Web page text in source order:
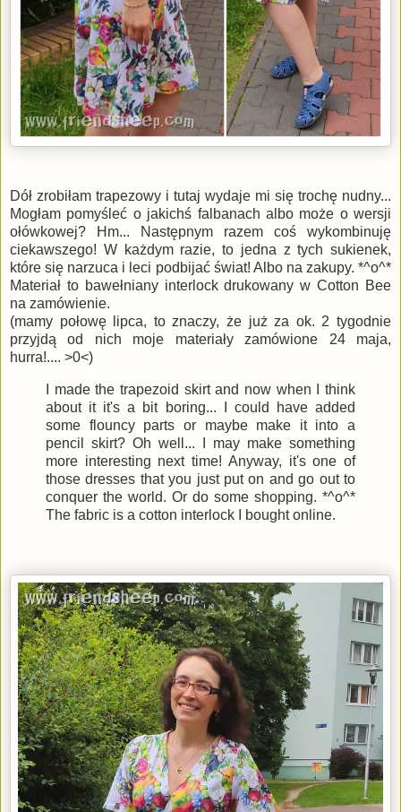
Dół zrobiłam trapezowy i tutaj wydaje mi się trochę nudny...
Mogłam pomyśleć o jakichś falbanach albo może o wersji
ołówkowej? Hm... Następnym razem coś wykombinuję
ciekawszego! W każdym razie, to jedna z tych sukienek,
które się narzuca i leci podbijać świat! Albo na zakupy. *^o^*
Materiał to bawełniany interlock drukowany w Cotton Bee
na zamówienie.
(mamy połowę lipca, to znaczy, że już za ok. 2 tygodnie
przyjdą od nich moje materiały zamówione 24 maja,
hurra!.... >0<)
I made the trapezoid skirt and now when I think
about it it's a bit boring... I could have added
some flouncy parts or maybe make it into a
pencil skirt? Oh well... I may make something
more interesting next time! Anyway, it's one of
those dresses that you just put on and go out to
conquer the world. Or do some shopping. *^o^*
The fabric is a cotton interlock I bought online.